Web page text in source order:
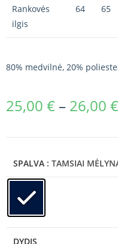
Rankovės
ilgis
64 65
80% medvilnė, 20%
25,00 € – 26,00 €
SPALVA : TAMSIAI
DYDIS